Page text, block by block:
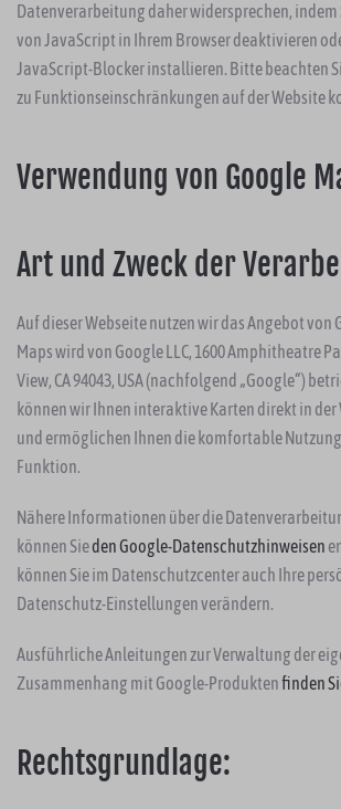
Datenverarbeitung daher widersprechen, indem
von JavaScript in Ihrem Browser deaktivieren
JavaScript-Blocker installieren. Bitte beachten
zu Funktionseinschränkungen auf der Website
Verwendung von Google
Art und Zweck der
Auf dieser Webseite nutzen wir das Angebot von
Maps wird von Google LLC, 1600 Amphitheatre
View, CA 94043, USA (nachfolgend „Google“)
können wir Ihnen interaktive Karten direkt in der
und ermöglichen Ihnen die komfortable
Funktion.
Nähere Informationen über die
können Sieden Google-Datenschutzhinweisen
können Sie im Datenschutzcenter auch Ihre
Datenschutz-Einstellungen verändern.
Ausführliche Anleitungen zur Verwaltung der
Zusammenhang mit Google-Produktenfinden
Rechtsgrundlage: